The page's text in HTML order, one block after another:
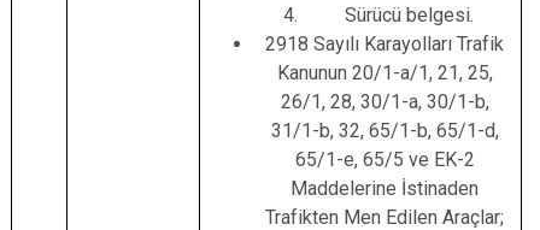
Sürücü belgesi.
2918 Sayılı Karayolları Trafik
Kanunun 20/1-a/1, 21, 25,
26/1, 28, 30/1-a, 30/1-b,
31/1-b, 32, 65/1-b, 65/1-d,
65/1-e, 65/5 ve EK-2
Maddelerine İstinaden
Trafikten Men Edilen Araçlar;